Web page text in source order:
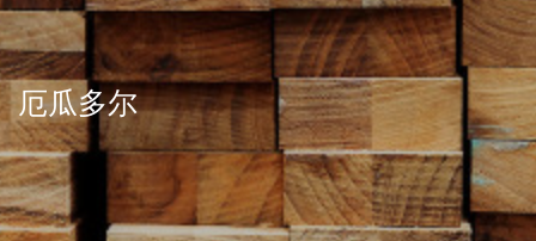
厄瓜多尔